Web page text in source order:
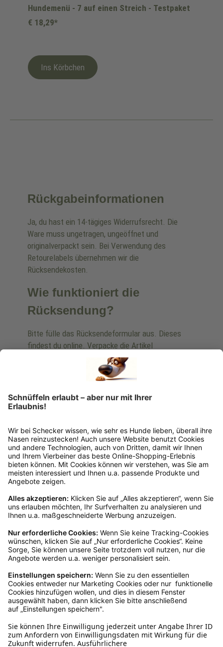
Hundemenü - 7 auf einen Streich - Testpaket
€ 18,29*
Ins Körbchen
Rückgabeinformationen
Ja, du hast ein 14-tägiges Widerrufsrecht. Die
Ware muss ungetragen, ungeöffnet und
originalverpackt sein. Bei Verwendung des
Retourelabels übernehmen wir die
Rücksendekosten.
Wie funktioniert die
Rücksendung?
Bitte fülle das Rücksendeformular aus. Dieses
findest du online. Verpacke die Artikel
anschließend sicher und klebe das
Rücksendeetikett auf das Paket. Dieses kannst du
dir in deinem Kundenkonto anfordern. Hast du als
Gast bestellt, schreibe uns eine Email an
verkauf@schecker.de oder rufe zu unseren
Rücksendeetikett zukommen.
Kundenservice
Mo – Fr 9 – 17 Uhr, Sa 9 – 13 Uhr
Ruf uns an
0800-28 18 78
Schreibe uns
verkauf@schecker.de
WhatsApp Support
+49 1520 8997191